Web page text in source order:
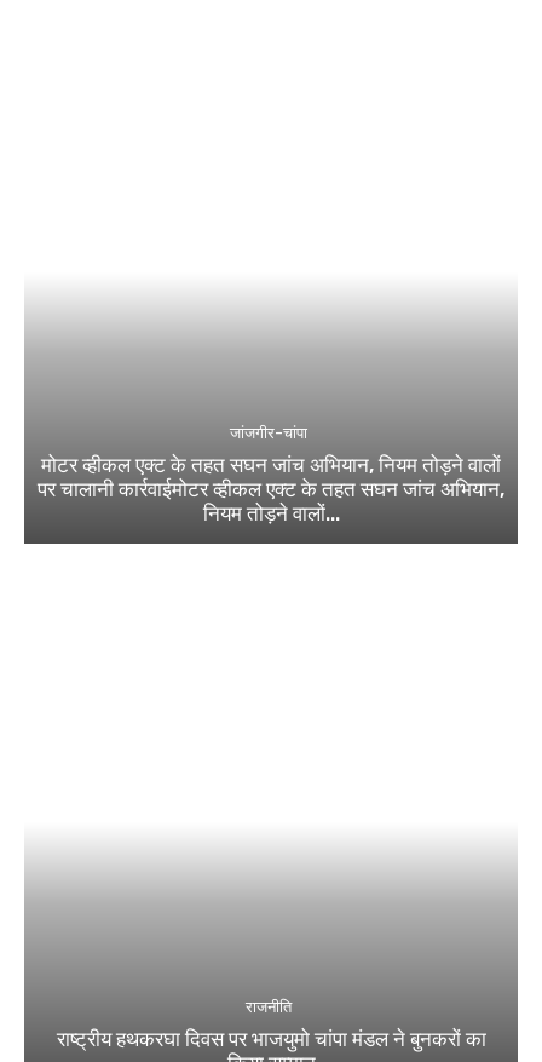
जांजगीर-चांपा
मोटर व्हीकल एक्ट के तहत सघन जांच अभियान, नियम तोड़ने वालों
पर चालानी कार्रवाईमोटर व्हीकल एक्ट के तहत सघन जांच अभियान,
नियम तोड़ने वालों...
राजनीति
राष्ट्रीय हथकरघा दिवस पर भाजयुमो चांपा मंडल ने बुनकरों का